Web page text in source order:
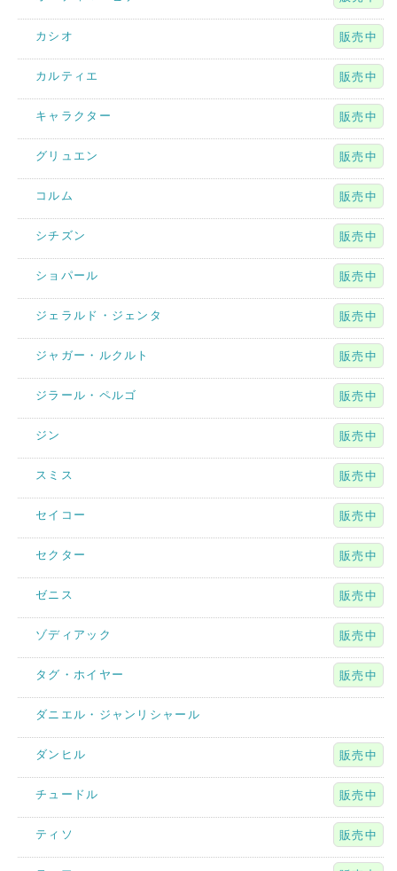
カシオ 販売中
カルティエ 販売中
キャラクター 販売中
グリュエン 販売中
コルム 販売中
シチズン 販売中
ショパール 販売中
ジェラルド・ジェンタ 販売中
ジャガー・ルクルト 販売中
ジラール・ペルゴ 販売中
ジン 販売中
スミス 販売中
セイコー 販売中
セクター 販売中
ゼニス 販売中
ゾディアック 販売中
タグ・ホイヤー 販売中
ダニエル・ジャンリシャール
ダンヒル 販売中
チュードル 販売中
ティソ 販売中